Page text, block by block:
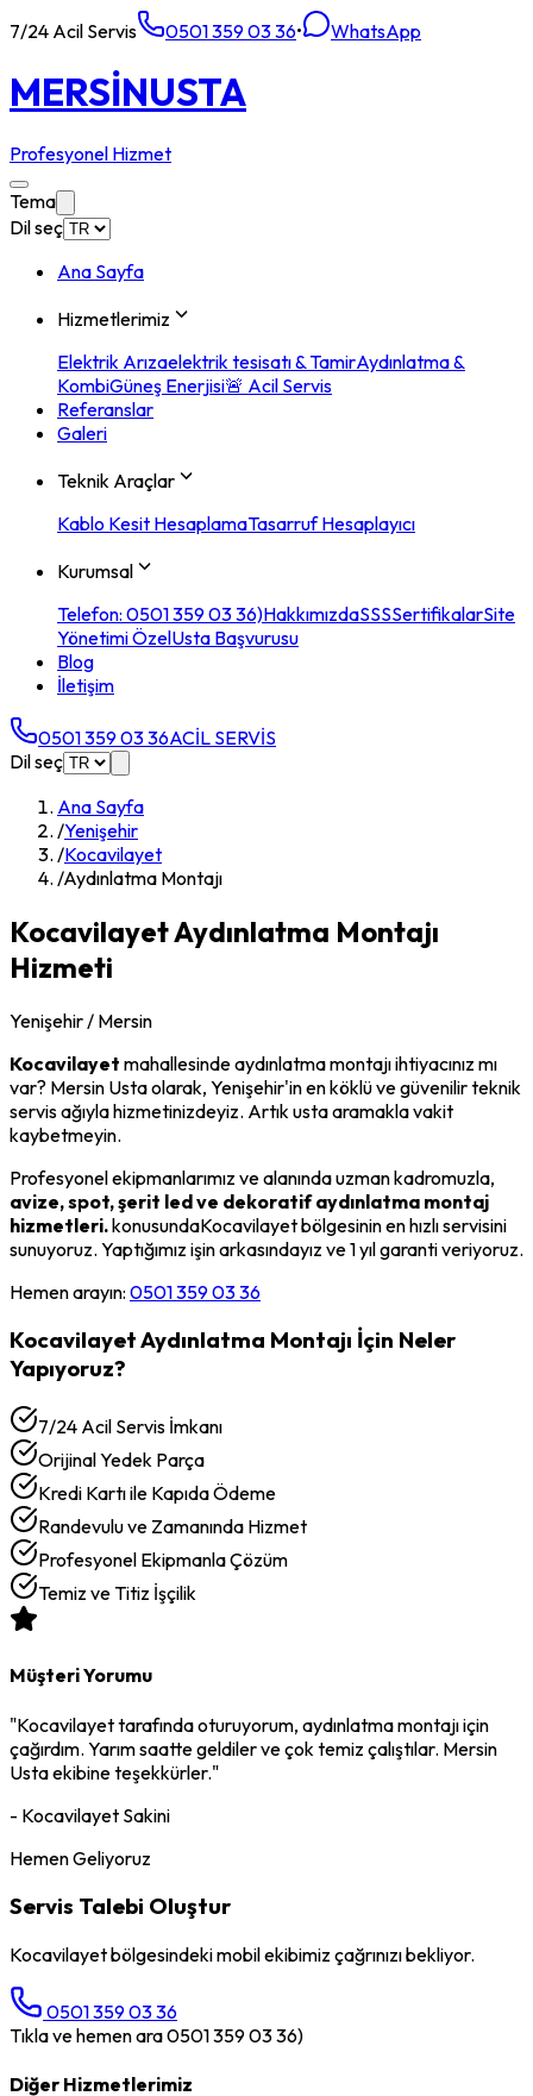
7/24 Acil Servis 0501 359 03 36• WhatsApp
MERSİNUSTA
Profesyonel Hizmet
Tema
Dil seç
Ana Sayfa
Hizmetlerimiz
Elektrik Arızaelektrik tesisatı & TamirAydınlatma &
KombiGüneş Enerjisi🚨 Acil Servis
Referanslar
Galeri
Teknik Araçlar
Kablo Kesit HesaplamaTasarruf Hesaplayıcı
Kurumsal
Telefon: 0501 359 03 36)HakkımızdaSSSSertifikalarSite
Yönetimi ÖzelUsta Başvurusu
Blog
İletişim
0501 359 03 36ACİL SERVİS
Dil seç
Ana Sayfa
/Yenişehir
/Kocavilayet
/Aydınlatma Montajı
KocavilayetAydınlatma Montajı
Hizmeti
Yenişehir / Mersin
Kocavilayet mahallesindeaydınlatma montajıihtiyacınız mı
var? Mersin Usta olarak, Yenişehir'in en köklü ve güvenilir teknik
servis ağıyla hizmetinizdeyiz. Artık usta aramakla vakit
kaybetmeyin.
Profesyonel ekipmanlarımız ve alanında uzman kadromuzla,
avize, spot, şerit led ve dekoratif aydınlatma montaj
hizmetleri.konusundaKocavilayetbölgesinin en hızlı servisini
sunuyoruz. Yaptığımız işin arkasındayız ve 1 yıl garanti veriyoruz.
Hemen arayın: 0501 359 03 36
KocavilayetAydınlatma Montajı İçin Neler
Yapıyoruz?
7/24 Acil Servis İmkanı
Orijinal Yedek Parça
Kredi Kartı ile Kapıda Ödeme
Randevulu ve Zamanında Hizmet
Profesyonel Ekipmanla Çözüm
Temiz ve Titiz İşçilik
Müşteri Yorumu
"Kocavilayettarafında oturuyorum, aydınlatma montajıiçin
çağırdım. Yarım saatte geldiler ve çok temiz çalıştılar. Mersin
Usta ekibine teşekkürler."
- Kocavilayet Sakini
Hemen Geliyoruz
Servis Talebi Oluştur
Kocavilayetbölgesindeki mobil ekibimiz çağrınızı bekliyor.
0501 359 03 36
Tıkla ve hemen ara 0501 359 03 36)
Diğer Hizmetlerimiz